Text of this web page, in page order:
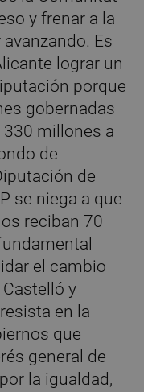
y frenar a la
Es
lograr un
porque
gobernadas
330 millones a
de
de
se niega a que
reciban 70
el cambio
y
en la
que
general de
la igualdad,